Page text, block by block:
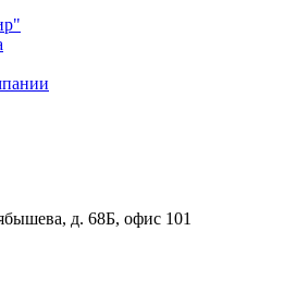
д. 68Б, офис 101